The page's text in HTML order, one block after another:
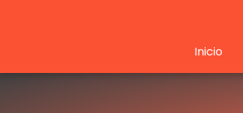
Inicio